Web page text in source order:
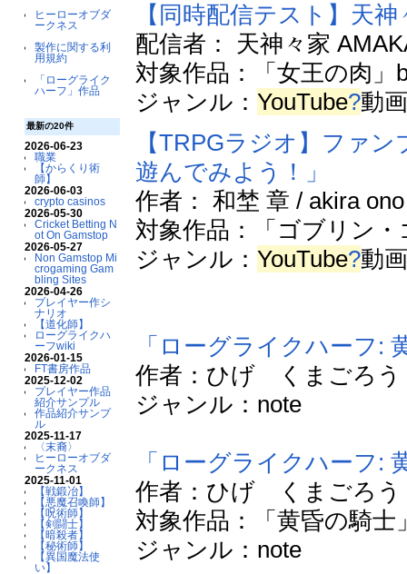
ヒーローオブダ
ークネス
製作に関する利
用規約
「ローグライク
ハーフ」作品
最新の20件
2026-06-23
職業
【からくり術
師】
2026-06-03
crypto casinos
2026-05-30
Cricket Betting N
ot On Gamstop
2026-05-27
Non Gamstop Mi
crogaming Gam
bling Sites
2026-04-26
プレイヤー作シ
ナリオ
【道化師】
ローグライクハ
ーフwiki
2026-01-15
FT書房作品
2025-12-02
プレイヤー作品
紹介サンプル
作品紹介サンプ
ル
2025-11-17
〈末裔〉
ヒーローオブダ
ークネス
2025-11-01
【戦鍛冶】
【悪魔召喚師】
【呪術師】
【剣闘士】
【暗殺者】
【秘術師】
【異国魔法使
い】
【同時配信テスト】天
配信者： 天神々家
対象作品：「女王の肉」
ジャンル：YouTube?動
【TRPGラジオ】ファ
遊んでみよう！」
作者： 和埜 章 / akira ono
対象作品：「ゴブリン
ジャンル：YouTube?動
「ローグライクハーフ:
作者：ひげ くまごろう
ジャンル：note
「ローグライクハーフ:
作者：ひげ くまごろう
対象作品：「黄昏の騎士
ジャンル：note